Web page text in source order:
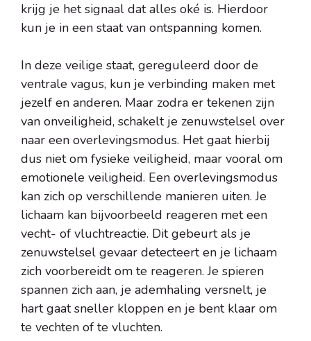
krijg je het signaal dat alles oké is. Hierdoor
kun je in een staat van ontspanning komen.
In deze veilige staat, gereguleerd door de
ventrale vagus, kun je verbinding maken met
jezelf en anderen. Maar zodra er tekenen zijn
van onveiligheid, schakelt je zenuwstelsel over
naar een overlevingsmodus. Het gaat hierbij
dus niet om fysieke veiligheid, maar vooral om
emotionele veiligheid. Een overlevingsmodus
kan zich op verschillende manieren uiten. Je
lichaam kan bijvoorbeeld reageren met een
vecht- of vluchtreactie. Dit gebeurt als je
zenuwstelsel gevaar detecteert en je lichaam
zich voorbereidt om te reageren. Je spieren
spannen zich aan, je ademhaling versnelt, je
hart gaat sneller kloppen en je bent klaar om
te vechten of te vluchten.